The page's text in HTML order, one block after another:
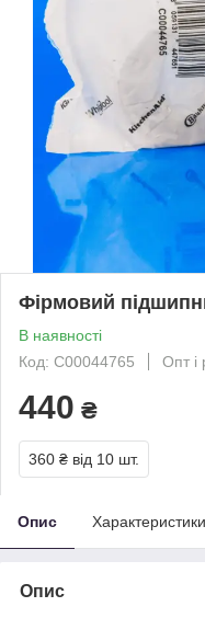
Фірмовий
В наявності
Код: C00044765
Опт і
440 ₴
360 ₴ від 10 шт.
Опис Характеристики
Опис